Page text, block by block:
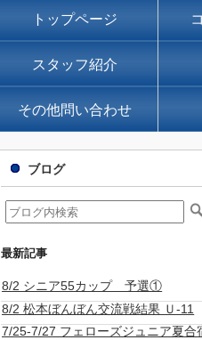
トップページ
スタッフ紹介
その他問い合わせ
ブログ
最新記事
8/2 シニア55カップ 予選①
8/2 松本ぼんぼん交流戦結果 Ｕ-11
7/25-7/27 フェローズジュニア夏合